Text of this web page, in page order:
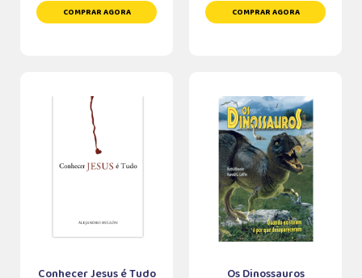
COMPRAR AGORA COMPRAR AGORA
Conhecer Jesus é Tudo Os Dinossauros